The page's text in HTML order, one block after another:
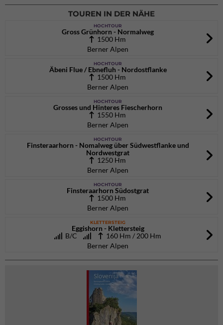
TOUREN IN DER NÄHE
HOCHTOUR
Gross Grünhorn - Normalweg
1500 Hm
Berner Alpen
HOCHTOUR
Äbeni Flue / Ebnefluh - Nordostflanke
1500 Hm
Berner Alpen
HOCHTOUR
Grosses und Hinteres Fiescherhorn
1550 Hm
Berner Alpen
HOCHTOUR
Finsteraarhorn - Nomalweg über Südwestflanke und
Nordwestgrat
1250 Hm
Berner Alpen
HOCHTOUR
Finsteraarhorn Südostgrat
1500 Hm
Berner Alpen
KLETTERSTEIG
Eggishorn - Klettersteig
B/C
160 Hm / 200 Hm
Berner Alpen